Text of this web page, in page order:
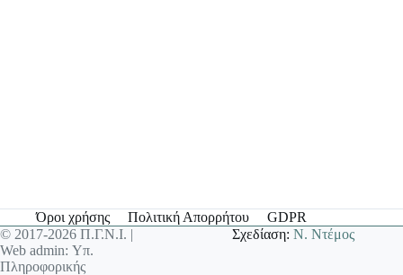
Όροι χρήσης Πολιτική Απορρήτου
GDPR
© 2017-2026 Π.Γ.Ν.Ι. |
Web admin: Υπ.
Πληροφορικής
Σχεδίαση:Ν. Ντέμος